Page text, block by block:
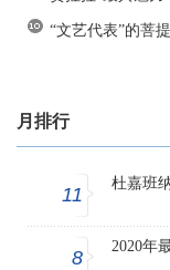
“文艺代表”的菩
月排行
11
杜嘉班
8
2020年